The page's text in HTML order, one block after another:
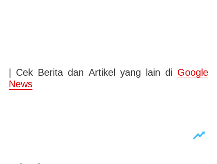
| Cek Berita dan Artikel yang lain di Google
News